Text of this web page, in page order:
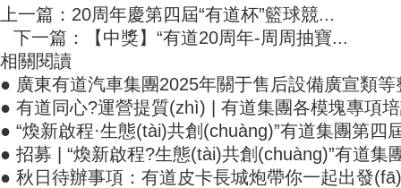
上一篇：20周年慶第四屆“有道杯”籃球競...
下一篇：【中獎】“有道20周年-周周抽寶...
相關閱讀
● 廣東有道汽車集團2025年關于售后設備廣宣類
● 有道同心?運營提質(zhì) | 有道集團各模塊專項
● “煥新啟程·生態(tài)共創(chuàng)”有道集團第
● 招募 | “煥新啟程?生態(tài)共創(chuàng)”有道
● 秋日待辦事項：有道皮卡長城炮帶你一起出發(fā)